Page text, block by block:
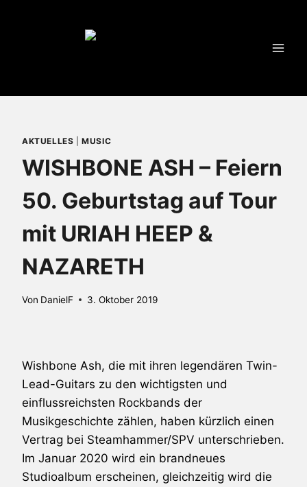
AKTUELLES |MUSIC
WISHBONE ASH – Feiern
50. Geburtstag auf Tour
mit URIAH HEEP &
NAZARETH
Von DanielF 3. Oktober 2019
Wishbone Ash, die mit ihren legendären Twin-
Lead-Guitars zu den wichtigsten und
einflussreichsten Rockbands der
Musikgeschichte zählen, haben kürzlich einen
Vertrag bei Steamhammer/SPV unterschrieben.
Im Januar 2020 wird ein brandneues
Studioalbum erscheinen, gleichzeitig wird die